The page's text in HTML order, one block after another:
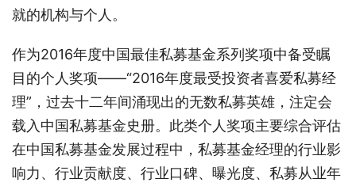
就的机构与个人。
作为2016年度中国最佳私募基金系列奖项中备受瞩
目的个人奖项——“2016年度最受投资者喜爱私募经
理”，过去十二年间涌现出的无数私募英雄，注定会
载入中国私募基金史册。此类个人奖项主要综合评估
在中国私募基金发展过程中，私募基金经理的行业影
响力、行业贡献度、行业口碑、曝光度、私募从业年